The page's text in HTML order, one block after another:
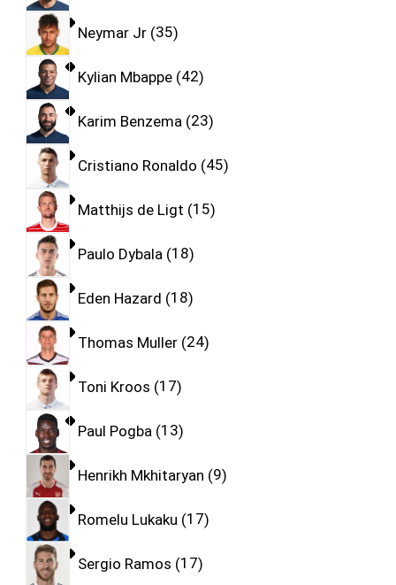
Neymar Jr 35
Kylian Mbappe 42
Karim Benzema 23
Cristiano Ronaldo 45
Matthijs de Ligt 15
Paulo Dybala 18
Eden Hazard 18
Thomas Muller 24
Toni Kroos 17
Paul Pogba 13
Henrikh Mkhitaryan 9
Romelu Lukaku 17
Sergio Ramos 17